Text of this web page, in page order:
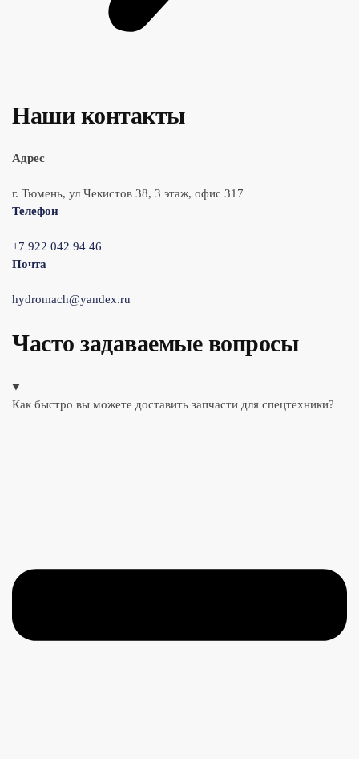
Наши контакты
Адрес
г. Тюмень, ул Чекистов 38, 3 этаж, офис 317
Телефон
+7 922 042 94 46
Почта
hydromach@yandex.ru
Часто задаваемые вопросы
Как быстро вы можете доставить запчасти для спецтехники?